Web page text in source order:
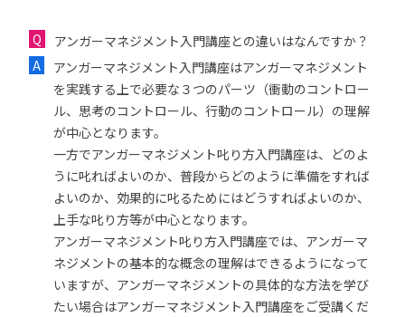
アンガーマネジメント入門講座との違いはなんですか？
アンガーマネジメント入門講座はアンガーマネジメント
を実践する上で必要な３つのパーツ（衝動のコントロー
ル、思考のコントロール、行動のコントロール）の理解
が中心となります。
一方でアンガーマネジメント叱り方入門講座は、どのよ
うに叱ればよいのか、普段からどのように準備をすれば
よいのか、効果的に叱るためにはどうすればよいのか、
上手な叱り方等が中心となります。
アンガーマネジメント叱り方入門講座では、アンガーマ
ネジメントの基本的な概念の理解はできるようになって
いますが、アンガーマネジメントの具体的な方法を学び
たい場合はアンガーマネジメント入門講座をご受講くだ